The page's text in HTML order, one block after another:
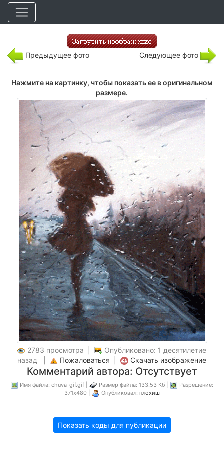
Предыдущее фото Следующее фото
Нажмите на картинку, чтобы показать ее в оригинальном
размере.
2783 просмотра |
Опубликовано: 1 десятилетие
назад |
Пожаловаться Скачать изображение
Комментарий автора: Отсутствует
Имя файла: chuva_gif.gif | Размер файла: 133.53 Кб |
Разрешение:
371x480 |
Опубликовал: плохиш
Показать коды для публикации